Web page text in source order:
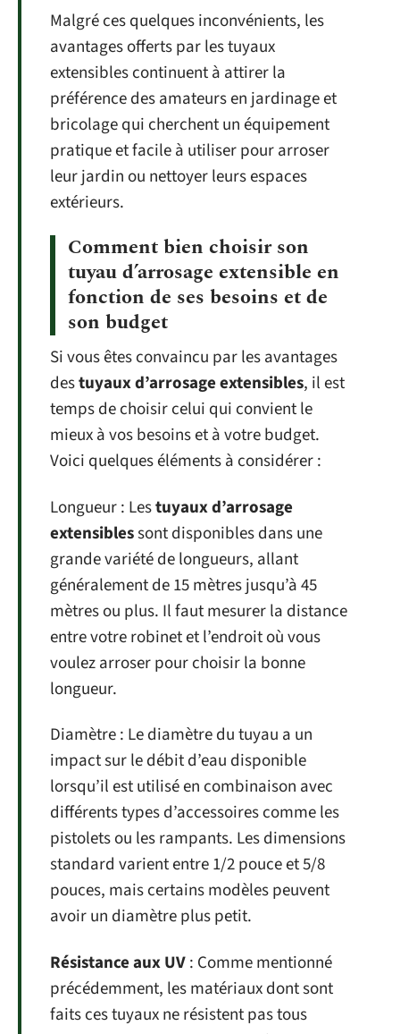
Malgré ces quelques inconvénients, les
avantages offerts par les tuyaux
extensibles continuent à attirer la
préférence des amateurs en jardinage et
bricolage qui cherchent un équipement
pratique et facile à utiliser pour arroser
leur jardin ou nettoyer leurs espaces
extérieurs.
Comment bien choisir son
tuyau d’arrosage extensible en
fonction de ses besoins et de
son budget
Si vous êtes convaincu par les avantages
destuyaux d’arrosage extensibles, il est
temps de choisir celui qui convient le
mieux à vos besoins et à votre budget.
Voici quelques éléments à considérer :
Longueur : Lestuyaux d’arrosage
extensiblessont disponibles dans une
grande variété de longueurs, allant
généralement de 15 mètres jusqu’à 45
mètres ou plus. Il faut mesurer la distance
entre votre robinet et l’endroit où vous
voulez arroser pour choisir la bonne
longueur.
Diamètre : Le diamètre du tuyau a un
impact sur le débit d’eau disponible
lorsqu’il est utilisé en combinaison avec
différents types d’accessoires comme les
pistolets ou les rampants. Les dimensions
standard varient entre 1/2 pouce et 5/8
pouces, mais certains modèles peuvent
avoir un diamètre plus petit.
Résistance aux UV: Comme mentionné
précédemment, les matériaux dont sont
faits ces tuyaux ne résistent pas tous